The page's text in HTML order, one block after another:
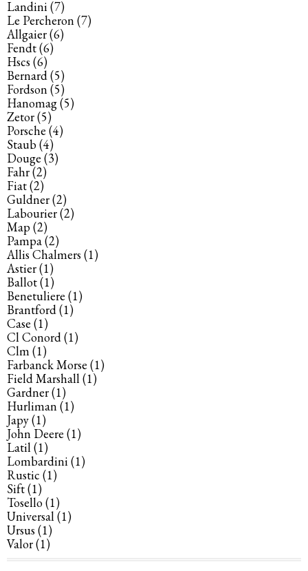
Landini(7)
Le Percheron(7)
Allgaier(6)
Fendt(6)
Hscs (6)
Bernard(5)
Fordson(5)
Hanomag(5)
Zetor(5)
Porsche (4)
Staub(4)
Douge (3)
Fahr(2)
Fiat(2)
Guldner(2)
Labourier(2)
Map(2)
Pampa(2)
Allis Chalmers (1)
Astier(1)
Ballot(1)
Benetuliere (1)
Brantford(1)
Case (1)
Cl Conord(1)
Clm(1)
Farbanck Morse (1)
Field Marshall(1)
Gardner(1)
Hurliman(1)
Japy(1)
John Deere (1)
Latil(1)
Lombardini(1)
Rustic (1)
Sift(1)
Tosello(1)
Universal(1)
Ursus (1)
Valor(1)